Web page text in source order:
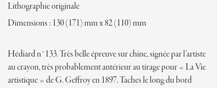
Lithographie originale
Dimensions : 130 (171) mm x 82 (110) mm
Hédiard n°133. Très belle épreuve sur chine, signée par l’artiste
au crayon, très probablement antérieur au tirage pour « La Vie
artistique » de G. Geffroy en 1897. Taches le long du bord